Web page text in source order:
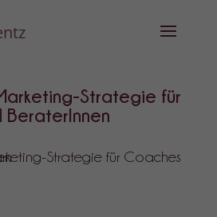
Strategie für
BeraterInnen